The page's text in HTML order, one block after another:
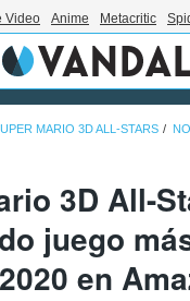
Video Anime Metacritic
MARIO 3D ALL-STARS
3D All-
juego
en